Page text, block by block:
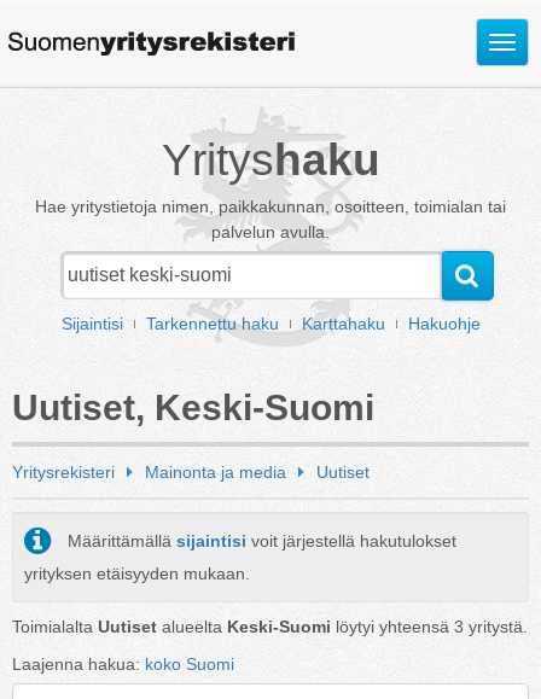
Avaa
Yrityshaku
Hae yritystietoja nimen, paikkakunnan, osoitteen, toimialan tai
palvelun avulla.
Sijaintisi Tarkennettu haku Karttahaku Hakuohje
Uutiset, Keski-Suomi
Yritysrekisteri Mainonta ja media Uutiset
Määrittämällä sijaintisi voit järjestellä hakutulokset
yrityksen etäisyyden mukaan.
Toimialalta Uutiset alueelta Keski-Suomi löytyi yhteensä 3 yritystä.
Laajenna hakua: koko Suomi